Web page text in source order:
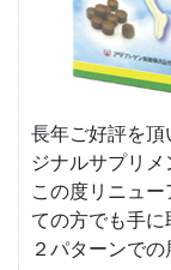
長年ご好評を頂
ジナルサプリメ
この度リニュ
ての方でも手
２パターンで